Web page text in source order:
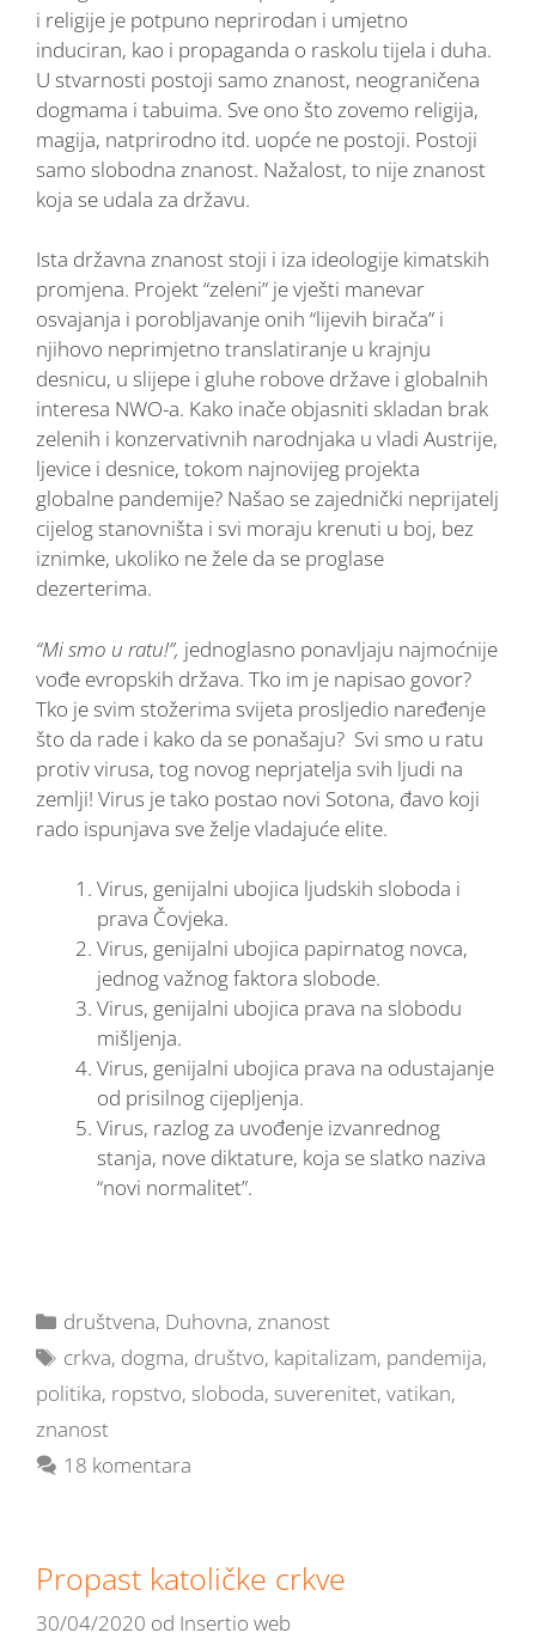
i religije je potpuno neprirodan i umjetno
induciran, kao i propaganda o raskolu tijela i duha.
U stvarnosti postoji samo znanost, neograničena
dogmama i tabuima. Sve ono što zovemo religija,
magija, natprirodno itd. uopće ne postoji. Postoji
samo slobodna znanost. Nažalost, to nije znanost
koja se udala za državu.
Ista državna znanost stoji i iza ideologije kimatskih
promjena. Projekt “zeleni” je vješti manevar
osvajanja i porobljavanje onih “lijevih birača” i
njihovo neprimjetno translatiranje u krajnju
desnicu, u slijepe i gluhe robove države i globalnih
interesa NWO-a. Kako inače objasniti skladan brak
zelenih i konzervativnih narodnjaka u vladi Austrije,
ljevice i desnice, tokom najnovijeg projekta
globalne pandemije? Našao se zajednički neprijatelj
cijelog stanovništa i svi moraju krenuti u boj, bez
iznimke, ukoliko ne žele da se proglase
dezerterima.
“Mi smo u ratu!”, jednoglasno ponavljaju najmoćnije
vođe evropskih država. Tko im je napisao govor?
Tko je svim stožerima svijeta prosljedio naređenje
što da rade i kako da se ponašaju? Svi smo u ratu
protiv virusa, tog novog neprjatelja svih ljudi na
zemlji! Virus je tako postao novi Sotona, đavo koji
rado ispunjava sve želje vladajuće elite.
Virus, genijalni ubojica ljudskih sloboda i
prava Čovjeka.
Virus, genijalni ubojica papirnatog novca,
jednog važnog faktora slobode.
Virus, genijalni ubojica prava na slobodu
mišljenja.
Virus, genijalni ubojica prava na odustajanje
od prisilnog cijepljenja.
Virus, razlog za uvođenje izvanrednog
stanja, nove diktature, koja se slatko naziva
“novi normalitet”.
društvena, Duhovna, znanost
crkva, dogma, društvo, kapitalizam, pandemija,
politika, ropstvo, sloboda, suverenitet, vatikan,
znanost
18 komentara
Propast katoličke crkve
30/04/2020 od Insertio web